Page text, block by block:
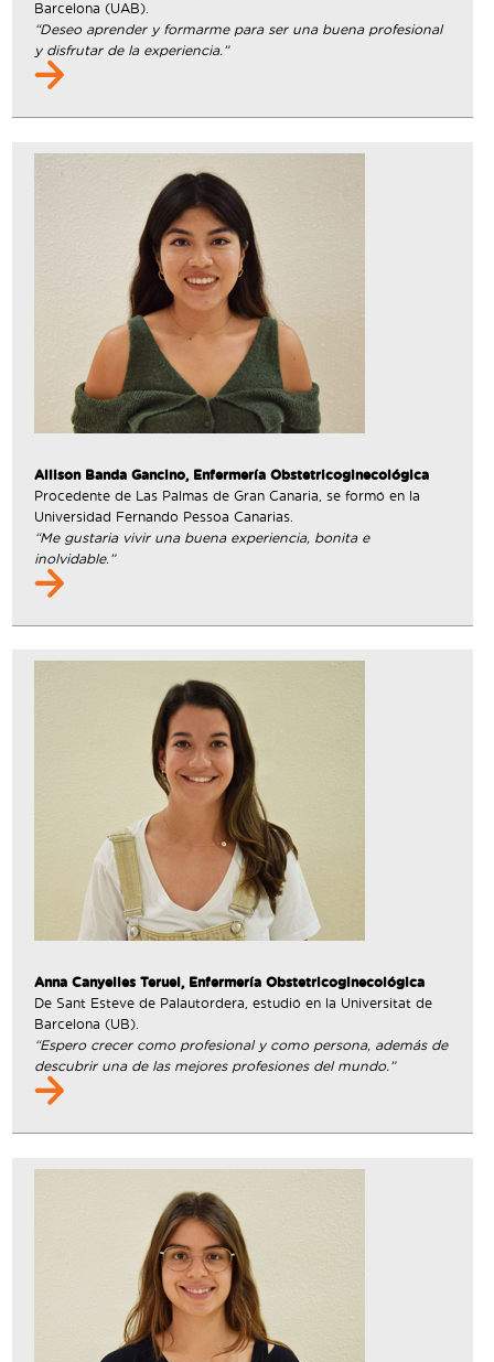
Barcelona (UAB).
“Deseo aprender y formarme para ser una buena profesional
y disfrutar de la experiencia.”
Allison Banda Gancino, Enfermería Obstetricoginecológica
Procedente de Las Palmas de Gran Canaria, se formó en la
Universidad Fernando Pessoa Canarias.
“Me gustaria vivir una buena experiencia, bonita e
inolvidable.”
Anna Canyelles Teruel, Enfermería Obstetricoginecológica
De Sant Esteve de Palautordera, estudió en la Universitat de
Barcelona (UB).
“Espero crecer como profesional y como persona, además de
descubrir una de las mejores profesiones del mundo.”